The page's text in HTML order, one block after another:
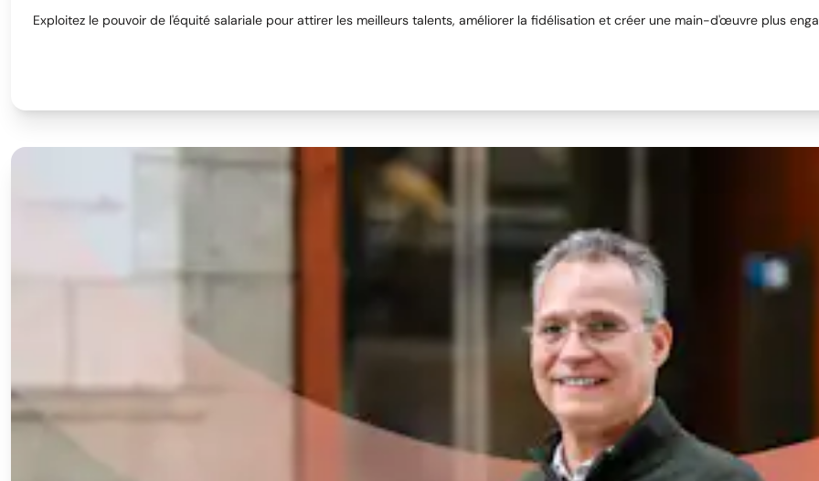
Exploitez le pouvoir de l'équité salariale pour attirer les meilleurs talents, améliorer la fidélisation et créer une main-d'œuvre plus